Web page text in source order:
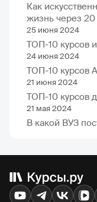
Как
жизнь через 20
25 июня 2024
ТОП-10 курсов
24 июня 2024
ТОП-10 курсов
21 июня 2024
ТОП-10 курсов
21 мая 2024
В какой ВУЗ